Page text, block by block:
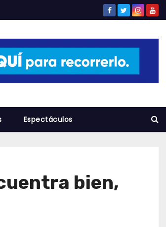
Espectáculos
bien,